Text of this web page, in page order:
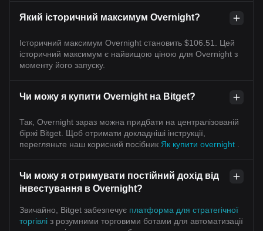
Який історичний максимум Overnight?
Історичний максимум Overnight становить $106.51. Цей
історичний максимум є найвищою ціною для Overnight з
моменту його запуску.
Чи можу я купити Overnight на Bitget?
Так, Overnight зараз можна придбати на централізованій
біржі Bitget. Щоб отримати докладніші інструкції,
перегляньте наш корисний посібник Як купити overnight
Чи можу я отримувати постійний дохід від
інвестування в Overnight?
Звичайно, Bitget забезпечує платформа для стратегічної
торгівлі з розумними торговими ботами для автоматизації